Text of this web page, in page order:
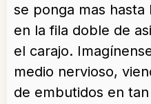
se ponga mas
en la fila doble de
el carajo.
medio nervioso,
de embutidos en